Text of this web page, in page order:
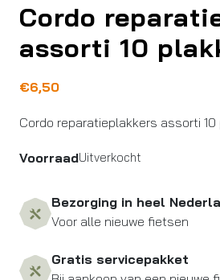
Cordo
assorti 10
€6,50
Cordo reparatieplakkers assorti 10
VoorraadUitverkocht
Bezorging in heel
Voor alle nieuwe fietsen
Gratis servicepakket